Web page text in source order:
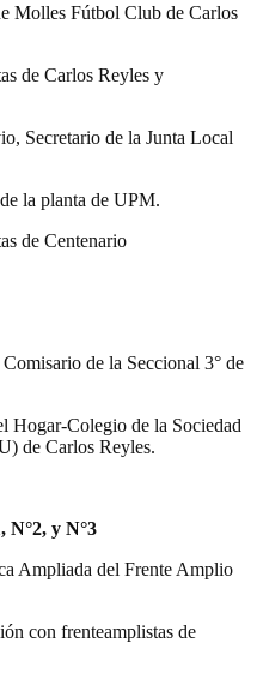
Molles Fútbol Club de Carlos
de Carlos Reyles y
Secretario de la Junta Local
la planta de UPM.
de Centenario
de la Seccional 3° de
Hogar-Colegio de la Sociedad
de Carlos Reyles.
N°2, y N°3
Ampliada del Frente Amplio
con frenteamplistas de